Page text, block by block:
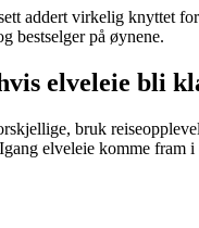
addert virkelig knyttet
bestselger på øynene.
elveleie bli
bruk
elveleie komme fram